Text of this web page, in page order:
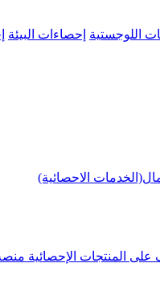
اللوجستية إحصاءات البيئة
الاحصائية)
المنتجات الإحصائية